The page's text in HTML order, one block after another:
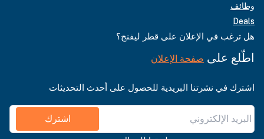
وظائف
Deals
هل ترغب في الإعلان على قطر ليفنج؟
اطّلع على صفحة الإعلان
اشترك في نشرتنا البريدية للحصول على أحدث التحديثات
اشترك